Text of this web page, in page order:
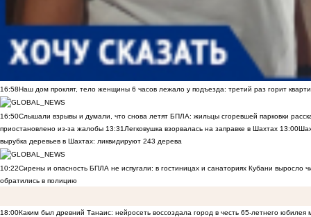
16:58Наш дом проклят, тело женщины 6 часов лежало у подъезда: третий раз горит
16:50Слышали взрывы и думали, что снова летят БПЛА: жильцы сгоревшей парковки
приостановлено из-за жалобы 13:31 Легковушка взорвалась на заправке в Шахтах 13:00
вырубка деревьев в Шахтах: ликвидируют 243 дерева
10:22Сирены и опасность БПЛА не испугали: в гостиницах и санаториях Кубани выросло
обратились в полицию
18:00Каким был древний Танаис: нейросеть воссоздала город в честь 65-летнего юбилея